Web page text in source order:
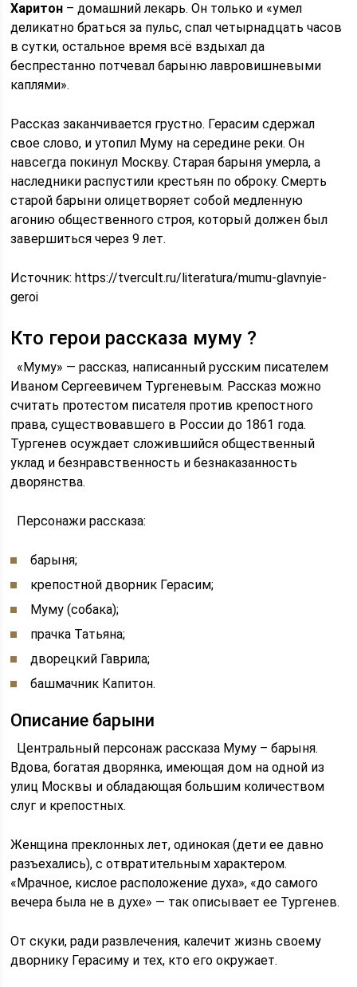
Харитон – домашний лекарь. Он только и «умел
деликатно браться за пульс, спал четырнадцать часов
в сутки, остальное время всё вздыхал да
беспрестанно потчевал барыню лавровишневыми
каплями».
Рассказ заканчивается грустно. Герасим сдержал
свое слово, и утопил Муму на середине реки. Он
навсегда покинул Москву. Старая барыня умерла, а
наследники распустили крестьян по оброку. Смерть
старой барыни олицетворяет собой медленную
агонию общественного строя, который должен был
завершиться через 9 лет.
Источник:https://tvercult.ru/literatura/mumu-glavnyie-
geroi
Кто герои рассказа муму ?
«Муму» — рассказ, написанный русским писателем
Иваном Сергеевичем Тургеневым. Рассказ можно
считать протестом писателя против крепостного
права, существовавшего в России до 1861 года.
Тургенев осуждает сложившийся общественный
уклад и безнравственность и безнаказанность
дворянства.
Персонажи рассказа:
барыня;
крепостной дворник Герасим;
Муму (собака);
прачка Татьяна;
дворецкий Гаврила;
башмачник Капитон.
Описание барыни
Центральный персонаж рассказа Муму – барыня.
Вдова, богатая дворянка, имеющая дом на одной из
улиц Москвы и обладающая большим количеством
слуг и крепостных.
Женщина преклонных лет, одинокая (дети ее давно
разъехались), с отвратительным характером.
«Мрачное, кислое расположение духа», «до самого
вечера была не в духе» — так описывает ее Тургенев.
От скуки, ради развлечения, калечит жизнь своему
дворнику Герасиму и тех, кто его окружает.